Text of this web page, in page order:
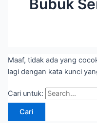
Bubuk
Maaf, tidak ada yang
lagi dengan kata kunci
Cari untuk: